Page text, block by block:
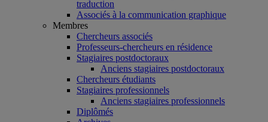
traduction
Associés à la communication graphique
Membres
Chercheurs associés
Professeurs-chercheurs en résidence
Stagiaires postdoctoraux
Anciens stagiaires postdoctoraux
Chercheurs étudiants
Stagiaires professionnels
Anciens stagiaires professionnels
Diplômés